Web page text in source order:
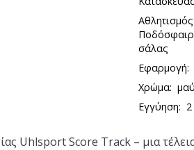
Αθλητισμός:
σάλας
Εφαρμογή:
Χρώμα:
Εγγύηση:
Uhlsport Score Track – μια